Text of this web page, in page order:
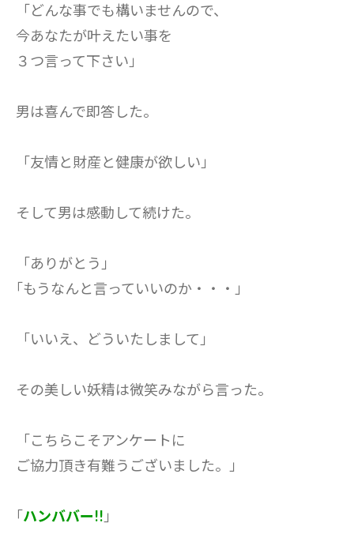
「どんな事でも構いませんので、
今あなたが叶えたい事を
３つ言って下さい」
男は喜んで即答した。
「友情と財産と健康が欲しい」
そして男は感動して続けた。
「ありがとう｣
｢もうなんと言っていいのか・・・」
「いいえ、どういたしまして」
その美しい妖精は微笑みながら言った。
「こちらこそアンケートに
ご協力頂き有難うございました。」
｢ハンババー!! ｣